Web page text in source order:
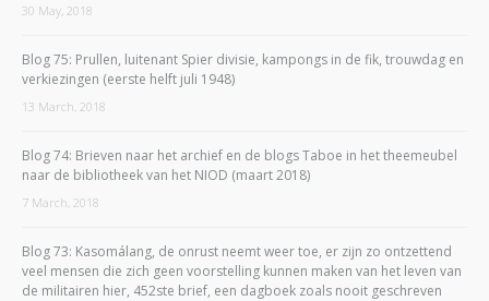
30 May, 2018
Blog 75: Prullen, luitenant Spier divisie, kampongs in de fik, trouwdag en
verkiezingen (eerste helft juli 1948)
13 March, 2018
Blog 74: Brieven naar het archief en de blogs Taboe in het theemeubel
naar de bibliotheek van het NIOD (maart 2018)
7 March, 2018
Blog 73: Kasomálang, de onrust neemt weer toe, er zijn zo ontzettend
veel mensen die zich geen voorstelling kunnen maken van het leven van
de militairen hier, 452ste brief, een dagboek zoals nooit geschreven